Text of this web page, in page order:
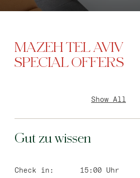
MAZEH TEL AVIV
SPECIAL OFFERS
Show All
Gut zu wissen
Check in:
15:00 Uhr